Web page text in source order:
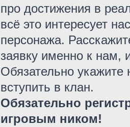
про достижения в
всё это интересует
персонажа.
заявку именно к нам,
Обязательно укажите
вступить в клан.
Обязательно
игровым ником!